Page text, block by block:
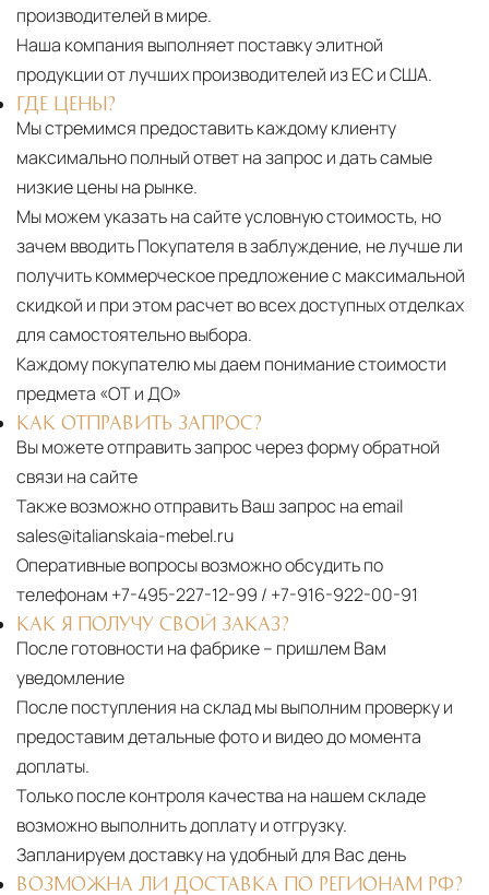
производителей в мире.
Наша компания выполняет поставку элитной
продукции от лучших производителей из ЕС и США.
ГДЕ ЦЕНЫ?
Мы стремимся предоставить каждому клиенту
максимально полный ответ на запрос и дать самые
низкие цены на рынке.
Мы можем указать на сайте условную стоимость, но
зачем вводить Покупателя в заблуждение, не лучше ли
получить коммерческое предложение с максимальной
скидкой и при этом расчет во всех доступных отделках
для самостоятельно выбора.
Каждому покупателю мы даем понимание стоимости
предмета «ОТ и ДО»
КАК ОТПРАВИТЬ ЗАПРОС?
Вы можете отправить запрос через форму обратной
связи на сайте
Также возможно отправить Ваш запрос на email
sales@italianskaia-mebel.ru
Оперативные вопросы возможно обсудить по
телефонам +7-495-227-12-99 / +7-916-922-00-91
КАК Я ПОЛУЧУ СВОЙ ЗАКАЗ?
После готовности на фабрике – пришлем Вам
уведомление
После поступления на склад мы выполним проверку и
предоставим детальные фото и видео до момента
доплаты.
Только после контроля качества на нашем складе
возможно выполнить доплату и отгрузку.
Запланируем доставку на удобный для Вас день
ВОЗМОЖНА ЛИ ДОСТАВКА ПО РЕГИОНАМ РФ?